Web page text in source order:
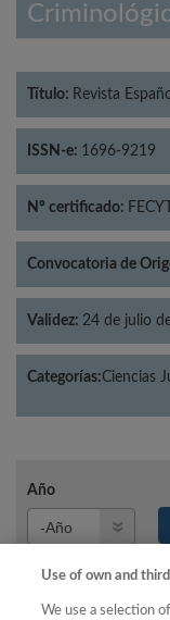
Título: Revista
ISSN-e: 1696-9219
Nº certificado:
Convocatoria de
Validez: 24 de julio
Categorías:Ciencias
Año
Use of own and
We use a selection